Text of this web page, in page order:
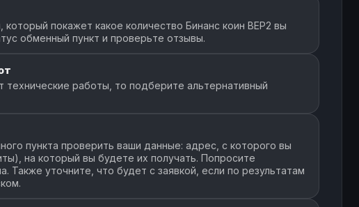
покажет какое количество Бинанс коин BEP2 вы
обменный пункт и проверьте отзывы.
работы, то подберите альтернативный
пункта проверить ваши данные: адрес, с которого вы
на который вы будете их получать. Попросите
уточните, что будет с заявкой, если по результатам